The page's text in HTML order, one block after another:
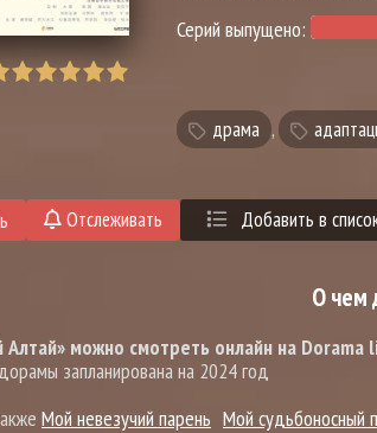
Серий выпущено:
драма ,
Отслеживать Добавить в
О чем
можно смотреть онлайн на Dorama
запланирована на 2024 год
Мой невезучий парень Мой судьбоносный